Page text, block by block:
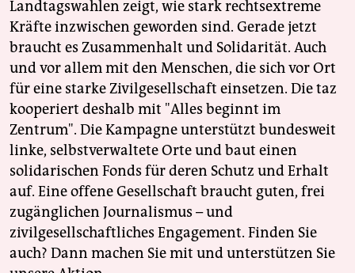
Landtagswahlen zeigt, wie stark rechtsextreme
Kräfte inzwischen geworden sind. Gerade jetzt
braucht es Zusammenhalt und Solidarität. Auch
und vor allem mit den Menschen, die sich vor Ort
für eine starke Zivilgesellschaft einsetzen. Die taz
kooperiert deshalb mit "Alles beginnt im
Zentrum". Die Kampagne unterstützt bundesweit
linke, selbstverwaltete Orte und baut einen
solidarischen Fonds für deren Schutz und Erhalt
auf. Eine offene Gesellschaft braucht guten, frei
zugänglichen Journalismus – und
zivilgesellschaftliches Engagement. Finden Sie
auch? Dann machen Sie mit und unterstützen Sie